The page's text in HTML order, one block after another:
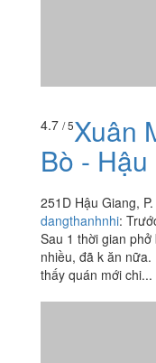
dangthanhnhi:
nhiều, đã k ăn nữa.
thấy quán mới chi...